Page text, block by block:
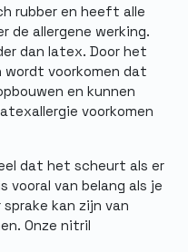
rubber en heeft alle
de allergene werking.
dan latex. Door het
wordt voorkomen dat
en kunnen
voorkomen
dat het scheurt als er
van belang als je
kan zijn van
Onze nitril